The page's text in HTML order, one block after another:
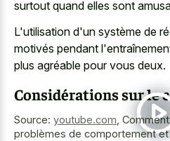
surtout quand elles sont
L'utilisation d'un système de
motivés pendant
plus agréable pour vous deux.
Considérations sur le
Source: youtube.com
problèmes de comportement